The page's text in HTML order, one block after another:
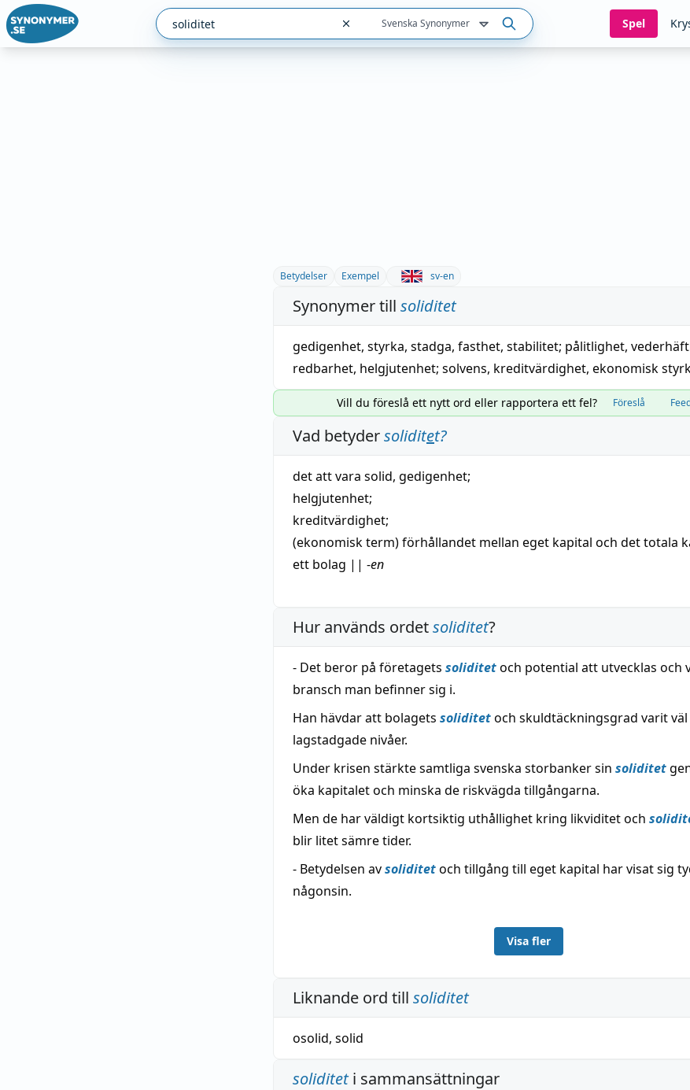
Svenska Synonymer Spel
Betydelser Exempel sv-en
Synonymer till soliditet
gedigenhet, styrka, stadga, fasthet, stabilitet; pålitlighet,
redbarhet, helgjutenhet; solvens, kreditvärdighet, ekonomisk
Vill du föreslå ett nytt ord eller rapportera ett fel? Föreslå
Vad betydersoliditet?
det att vara solid, gedigenhet;
helgjutenhet;
kreditvärdighet;
(ekonomiskterm) förhållandet mellan eget kapital och det totala
ett bolag || -en
Hur används ordetsoliditet?
- Det beror på företagets soliditetoch potential att utvecklas och
bransch man befinner sig i.
Han hävdar att bolagets soliditetoch skuldtäckningsgrad varit
lagstadgade nivåer.
Under krisen stärkte samtliga svenska storbanker sin soliditet
öka kapitalet och minska de riskvägda tillgångarna.
Men de har väldigt kortsiktig uthållighet kring likviditet och
blir litet sämre tider.
- Betydelsen avsoliditetoch tillgång till eget kapital har visat sig
någonsin.
Visa fler
Liknande ord till soliditet
osolid, solid
soliditeti sammansättningar